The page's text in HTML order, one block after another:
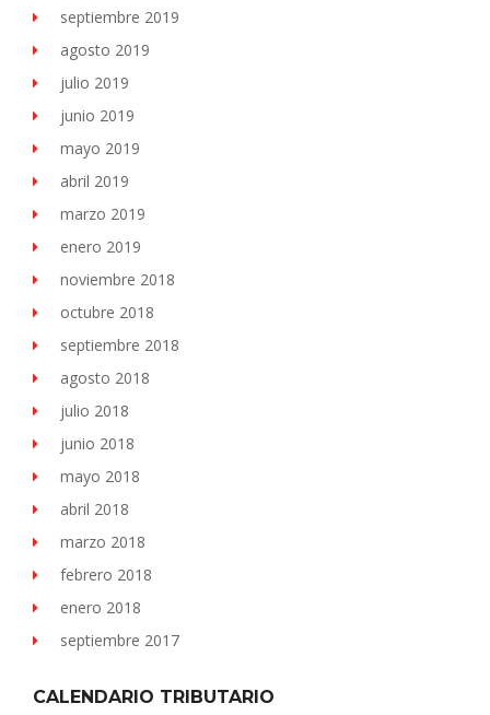
septiembre 2019
agosto 2019
julio 2019
junio 2019
mayo 2019
abril 2019
marzo 2019
enero 2019
noviembre 2018
octubre 2018
septiembre 2018
agosto 2018
julio 2018
junio 2018
mayo 2018
abril 2018
marzo 2018
febrero 2018
enero 2018
septiembre 2017
CALENDARIO TRIBUTARIO